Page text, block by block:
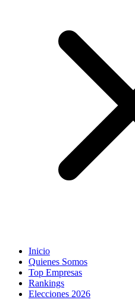
Inicio
Quienes Somos
Top Empresas
Rankings
Elecciones 2026